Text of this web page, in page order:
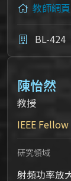
教師網頁
BL-424
陳怡然
教授
IEEE Fellow
研究領域
射頻功率放